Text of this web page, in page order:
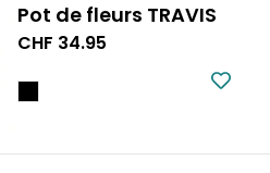
Pot de fleurs TRAVIS
Prix
CHF 34.95